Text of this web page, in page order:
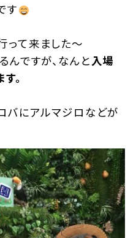
す
って来ました～
ですが、なんと 入場
。
バにアルマジロなどが